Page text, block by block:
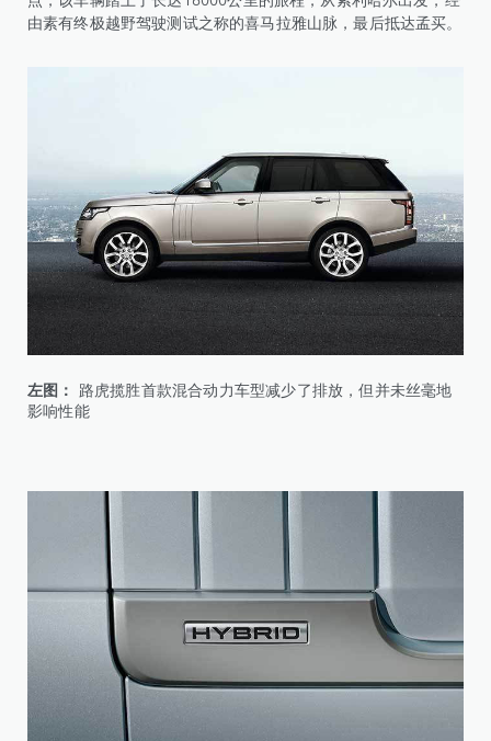
由素有终极越野驾驶测试之称的喜马拉雅山脉，最后抵达孟买。
左图： 路虎揽胜首款混合动力车型减少了排放，但并未丝毫地
影响性能